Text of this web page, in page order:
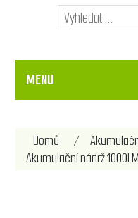
MENU
Domů /
Akumulační nádrž 1000l
Název atributu